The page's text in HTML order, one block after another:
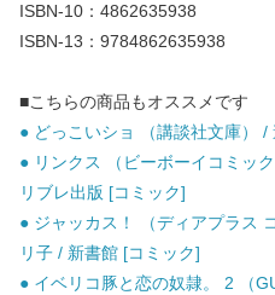
ISBN-10：4862635938
ISBN-13：9784862635938
■こちらの商品もオススメです
● どっこいショ （講談社文庫）
● リンクス （ビーボーイコミッ
リブレ出版 [コミック]
● ジャッカス！ （ディアプラス
リ子 / 新書館 [コミック]
● イベリコ豚と恋の奴隷。 2 （